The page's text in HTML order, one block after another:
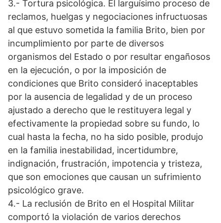
3.- Tortura psicológica. El larguísimo proceso de
reclamos, huelgas y negociaciones infructuosas
al que estuvo sometida la familia Brito, bien por
incumplimiento por parte de diversos
organismos del Estado o por resultar engañosos
en la ejecución, o por la imposición de
condiciones que Brito consideró inaceptables
por la ausencia de legalidad y de un proceso
ajustado a derecho que le restituyera legal y
efectivamente la propiedad sobre su fundo, lo
cual hasta la fecha, no ha sido posible, produjo
en la familia inestabilidad, incertidumbre,
indignación, frustración, impotencia y tristeza,
que son emociones que causan un sufrimiento
psicológico grave.
4.- La reclusión de Brito en el Hospital Militar
comportó la violación de varios derechos